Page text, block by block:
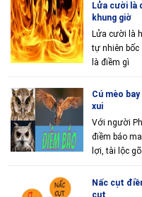
Lửa cười là
khung giờ
Lửa cười là
tự nhiên bốc
là điềm gì
Cú mèo
xui
Với người
điềm báo
lợi, tài lộc
Nấc cụt
cụt